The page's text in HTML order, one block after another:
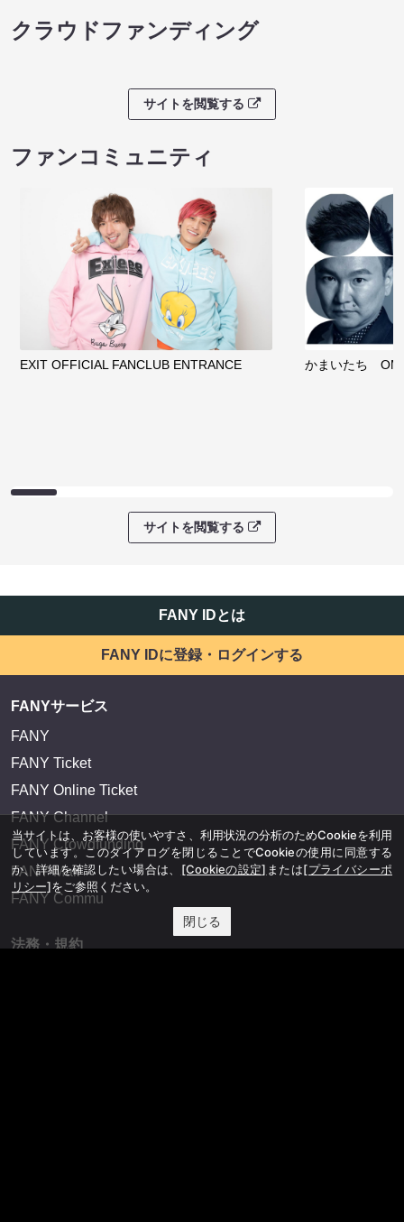
クラウドファンディング
サイトを閲覧する
ファンコミュニティ
EXIT OFFICIAL FANCLUB ENTRANCE かまいたち
サイトを閲覧する
FANY IDとは
FANY IDに登録・ログインする
FANYサービス
FANY
FANY Ticket
FANY Online Ticket
FANY Channel
FANY Crowdfunding
FANY Mall
FANY Commu
法務・規約
当サイトは、お客様の使いやすさ、利用状況の分析のためCookieを利用
しています。このダイアログを閉じることでCookieの使用に同意する
か、詳細を確認したい場合は、 [Cookieの設定] または[プライバシーポ
リシー]をご参照ください。
閉じる